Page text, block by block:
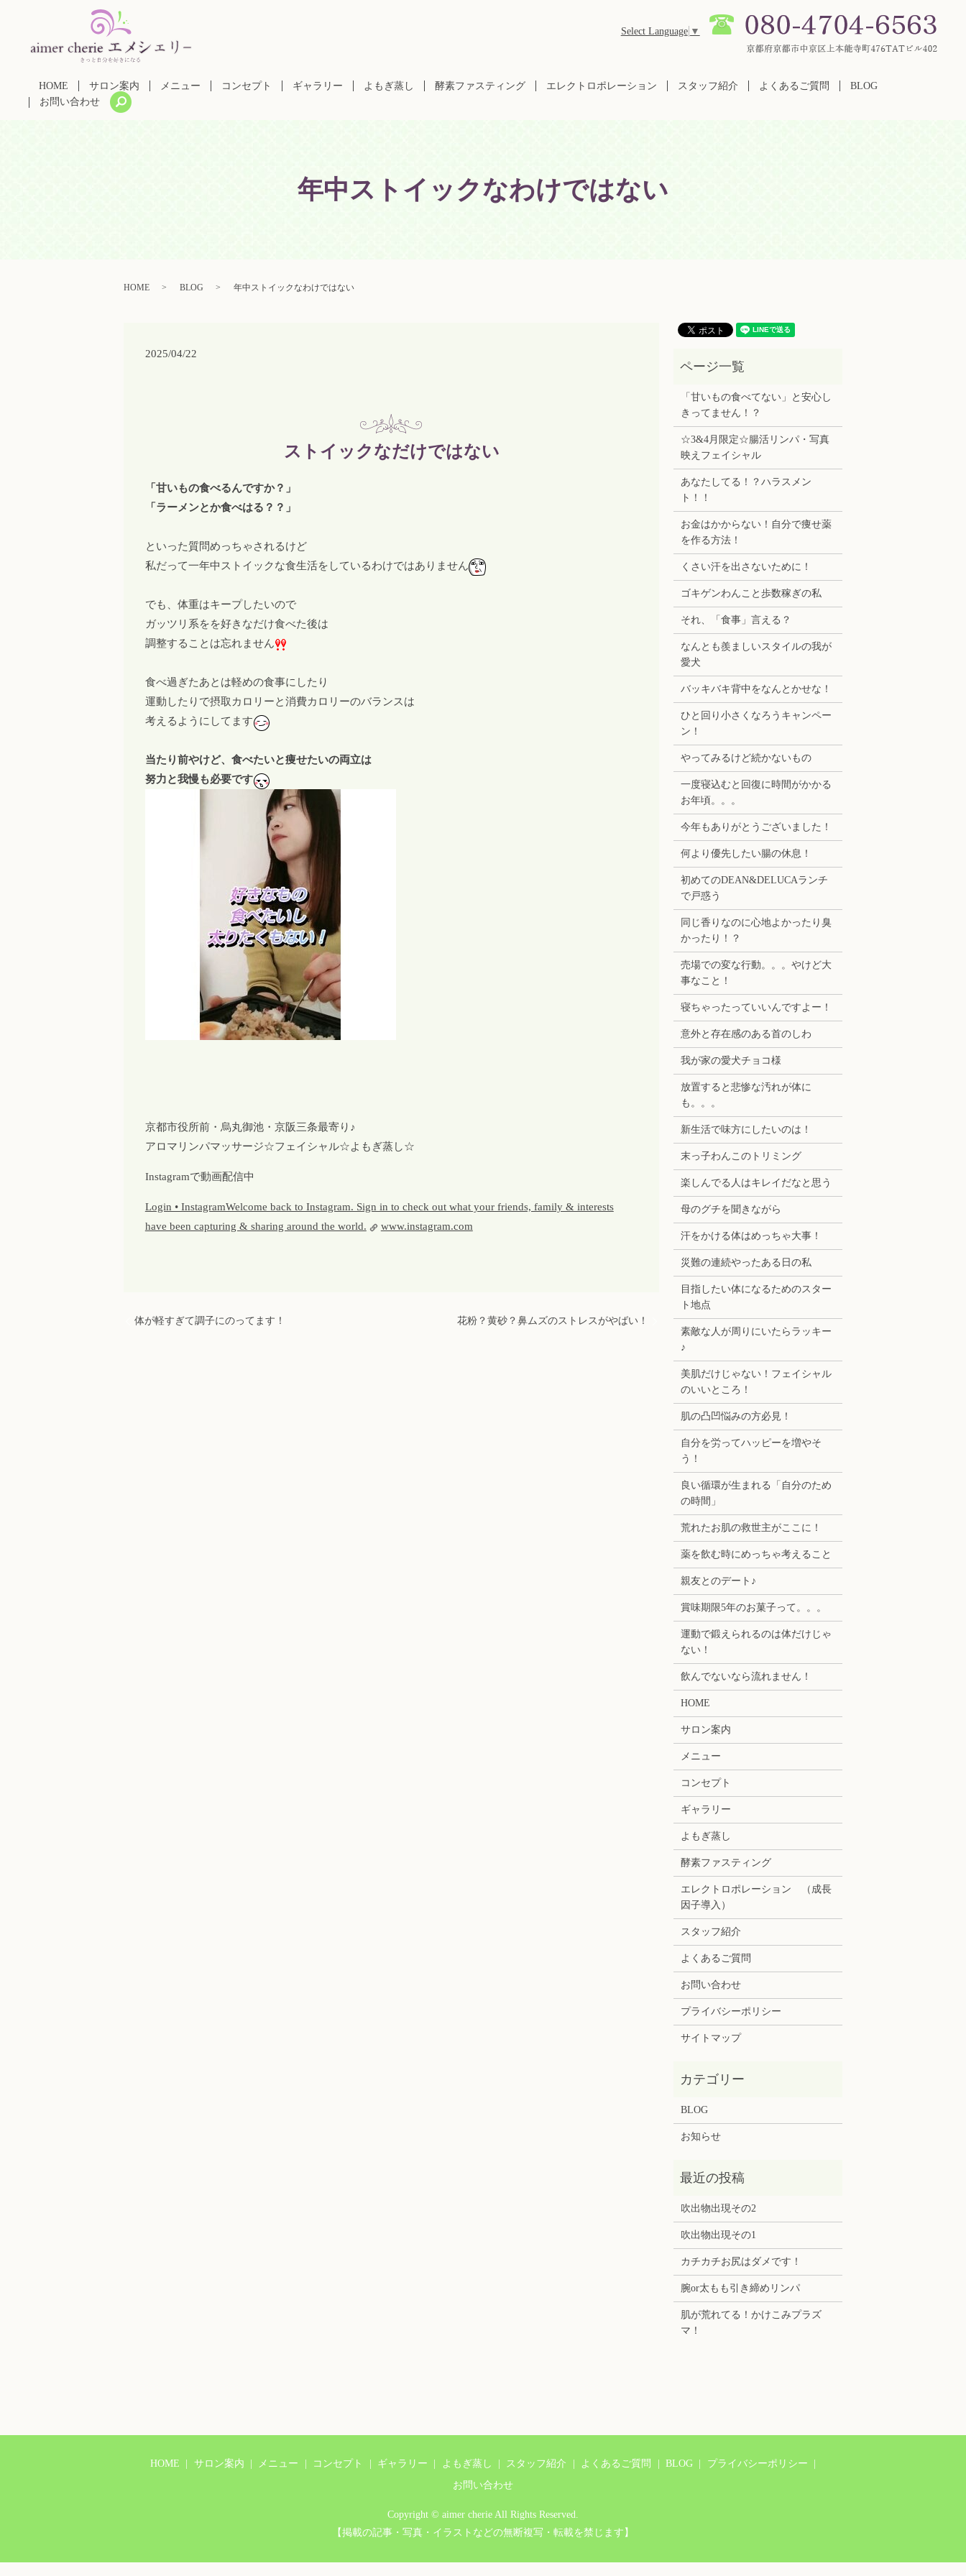
Select Language ▼
HOME サロン案内 メニュー コンセプト ギャラリー よもぎ蒸し 酵素ファスティング エレクトロポレーション スタッフ紹介 よくあるご質問
BLOG
お問い合わせ
年中ストイックなわけではない
HOME BLOG 年中ストイックなわけではない
2025/04/22
ストイックなだけではない
「甘いもの食べるんですか？」
「ラーメンとか食べはる？？」
といった質問めっちゃされるけど
私だって一年中ストイックな食生活をしているわけではありません
でも、体重はキープしたいので
ガッツリ系をを好きなだけ食べた後は
調整することは忘れません
食べ過ぎたあとは軽めの食事にしたり
運動したりで摂取カロリーと消費カロリーのバランスは
考えるようにしてます
当たり前やけど、食べたいと痩せたいの両立は
努力と我慢も必要です
京都市役所前・烏丸御池・京阪三条最寄り♪
アロマリンパマッサージ☆フェイシャル☆よもぎ蒸し☆
Instagramで動画配信中
Login • InstagramWelcome back to Instagram. Sign in to check out what your friends, family & interests
have been capturing & sharing around the world.
www.instagram.com
体が軽すぎて調子にのってます！ 花粉？黄砂？鼻ムズのストレスがやばい！
「甘いもの食べてない」と安心し
きってません！？
☆3&4月限定☆腸活リンパ・写真
映えフェイシャル
あなたしてる！？ハラスメン
ト！！
お金はかからない！自分で痩せ薬
を作る方法！
くさい汗を出さないために！
ゴキゲンわんこと歩数稼ぎの私
それ、「食事」言える？
なんとも羨ましいスタイルの我が
愛犬
バッキバキ背中をなんとかせな！
ひと回り小さくなろうキャンペー
ン！
やってみるけど続かないもの
一度寝込むと回復に時間がかかる
お年頃。。。
今年もありがとうございました！
何より優先したい腸の休息！
初めてのDEAN&DELUCAランチ
で戸惑う
同じ香りなのに心地よかったり臭
かったり！？
売場での変な行動。。。やけど大
事なこと！
寝ちゃったっていいんですよー！
意外と存在感のある首のしわ
我が家の愛犬チョコ様
放置すると悲惨な汚れが体に
も。。。
新生活で味方にしたいのは！
末っ子わんこのトリミング
楽しんでる人はキレイだなと思う
母のグチを聞きながら
汗をかける体はめっちゃ大事！
災難の連続やったある日の私
目指したい体になるためのスター
ト地点
素敵な人が周りにいたらラッキー
♪
美肌だけじゃない！フェイシャル
のいいところ！
肌の凸凹悩みの方必見！
自分を労ってハッピーを増やそ
う！
良い循環が生まれる「自分のため
の時間」
荒れたお肌の救世主がここに！
薬を飲む時にめっちゃ考えること
親友とのデート♪
賞味期限5年のお菓子って。。。
運動で鍛えられるのは体だけじゃ
ない！
飲んでないなら流れません！
HOME
サロン案内
メニュー
コンセプト
ギャラリー
よもぎ蒸し
酵素ファスティング
エレクトロポレーション （成長
因子導入）
スタッフ紹介
よくあるご質問
お問い合わせ
プライバシーポリシー
サイトマップ
BLOG
お知らせ
吹出物出現その2
吹出物出現その1
カチカチお尻はダメです！
腕or太もも引き締めリンパ
肌が荒れてる！かけこみプラズ
マ！
HOME サロン案内 メニュー コンセプト ギャラリー よもぎ蒸し スタッフ紹介 よくあるご質問 BLOG
プライバシーポリシー
お問い合わせ
Copyright © aimer cherie All Rights Reserved.
【掲載の記事・写真・イラストなどの無断複写・転載を禁じます】